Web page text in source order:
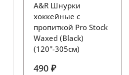
A&R Шнурки
хоккейные с
пропиткой Pro Stock
Waxed (Black)
(120''-305см)
490 ₽